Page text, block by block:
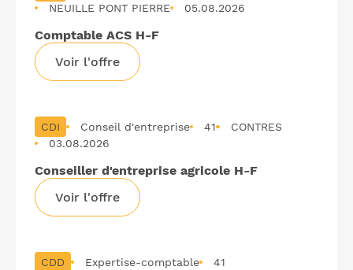
NEUILLE PONT PIERRE
05.08.2026
Comptable ACS H-F
Voir l'offre
CDI Conseil d'entreprise 41
CONTRES
03.08.2026
Conseiller d'entreprise agricole H-F
Voir l'offre
CDD Expertise-comptable
41